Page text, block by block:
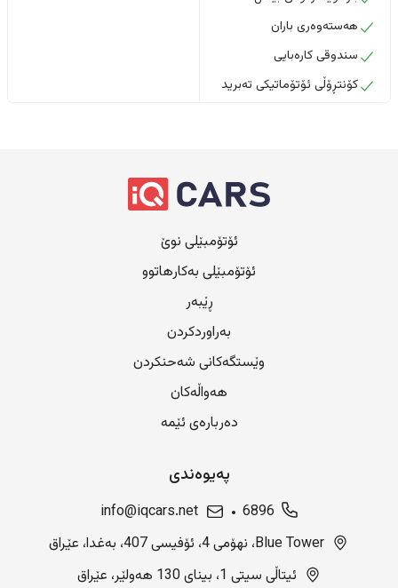
هەستەوەری باران
سندوقی کارەبایی
کۆنتڕۆڵی ئۆتۆماتیکی تەبرید
ئۆتۆمبێلی نوێ
ئۆتۆمبێلی بەکارهاتوو
ڕێبەر
بەراوردکردن
وێستگەکانی شەحنکردن
هەواڵەکان
دەربارەی ئێمە
پەیوەندی
6896
info@iqcars.net
Blue Tower، نهۆمی 4، ئۆفیسی 407، بەغدا، عێراق
ئیتاڵی سیتی 1، بینای 130 هەولێر، عێراق